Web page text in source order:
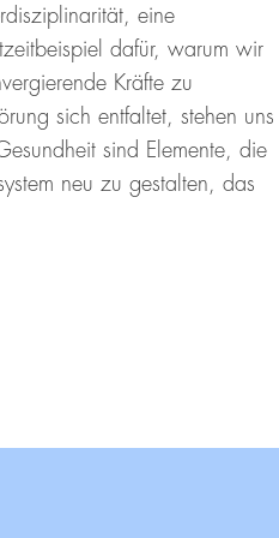
eine
dafür, warum wir
Kräfte zu
sich entfaltet, stehen uns
sind Elemente, die
neu zu gestalten, das